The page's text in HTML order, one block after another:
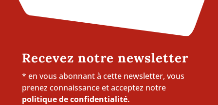
Recevez notre newsletter
* en vous abonnant à cette newsletter, vous
prenez connaissance et acceptez notre
politique de confidentialité.